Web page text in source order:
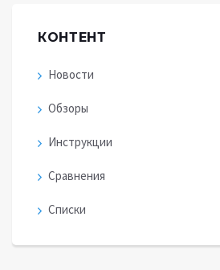
КОНТЕНТ
Новости
Обзоры
Инструкции
Сравнения
Списки